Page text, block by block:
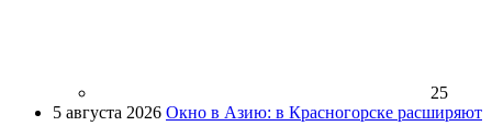
25
5 августа 2026 Окно в Азию: в Красногорске расширяют